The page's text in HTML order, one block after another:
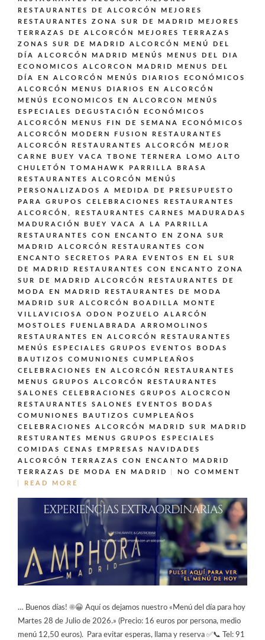
RESTAURANTES DE ALCORCÓN
MEJORES
RESTAURANTES ZONA SUR DE MADRID
MEJORES
TERRAZAS DE ALCORCÓN
MEJORES TERRAZAS
ZONAS SUR DE MADRID ALCORCÓN
MENÚ DEL
DÍA ALCORCÓN MADRID
MENÚS
MENUS DEL DIA
ECONOMICOS ALCORCON MADRID
MENUS DEL
DÍA EN ALCORCÓN
MENÚS DIARIOS ECONÓMICOS
ALCORCÓN
MENUS DIARIOS EN ALCORCÓN
MENÚS ECONOMICOS EN ALCORCON
MENÚS
ESPECIALES DEGUSTACIÓN ECONÓMICOS
ALCORCÓN
MENUS FIN DE SEMANA ECONÓMICOS
ALCORCÓN
MODERN FUSION
RESTAURANTES
ALCORCÓN
RESTAURANTES ALCORCÓN MEJOR
CARNE BUEY VACA TBONE TERNERA LOMO ALTO
CHULETÓN TOMAHAWK PARRILLA BRASA
RESTAURANTES ALCORCÓN MENÚS
PERSONALIZADOS A MEDIDA DE PRESUPUESTO
PARA GRUPOS CELEBRACIONES
RESTAURANTES
ALCORCÓN,
RESTAURANTES CARNES MADURADAS
MADURACIÓN BUEY VACA A LA PARRILLA
RESTAURANTES CON ENCANTO EN ZONA SUR
MADRID ALCORCÓN
RESTAURANTES CON
ENCANTO SECRETOS PARA EVENTOS EN EL SUR
DE MADRID
RESTAURANTES CON ENCANTO ZONA
SUR DE MADRID ALCORCÓN
RESTAURANTES DE
MODA EN MADRID
RESTAURANTES DE MODA
MADRID SUR ALCORCÓN BOADILLA MONTE
VILLAVICIOSA ODON POZUELO ALARCÓN
MOSTOLES FUENLABRADA ARROMOLINOS
RESTAURANTES EN ALCORCÓN
RESTAURANTES
MENÚS ESPECIALES GRUPOS EVENTOS BODAS
BAUTIZOS COMUNIONES CUMPLEAÑOS
CELEBRACIONES EN ALCORCÓN
RESTAURANTES
MENUS GRUPOS ALCORCÓN
RESTAURANTES
SALONES CELEBRACIONES GRUPOS ALOCRCON
RESTAURANTES SALONES EVENTOS BODAS
COMUNIONES BAUTIZOS CUMPLEAÑOS
CELEBRACIONES ALCORCÓN MADRID SUR MADRID
RESTURANTES MENUS GRUPOS ESPECIALES
COMIDAS CENAS EMPRESAS NAVIDADES
ALCORCÓN
TERRAZAS CON ENCANTO MADRID
TERRAZAS DE MODA EN MADRID
NO COMMENT
READ MORE
… Buenos días! ☀️😀 Aquí os dejamos nuestro «Menú del día para hoy
Martes 28 de Julio de 2026.» (Precio: 16 euros por persona, medio
menú 12,50 euros). Para evitar esperas, llama y reserva ✅📞 Tel: 91